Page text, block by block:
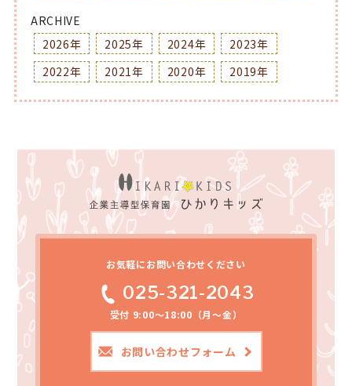
ARCHIVE
2026年
2025年 2024年
2023年
2022年
2021年 2020年 2019年
お気軽にお問い合わせください
025-321-2043
受付 9:00～18:00（月～金）
お問い合わせフォーム